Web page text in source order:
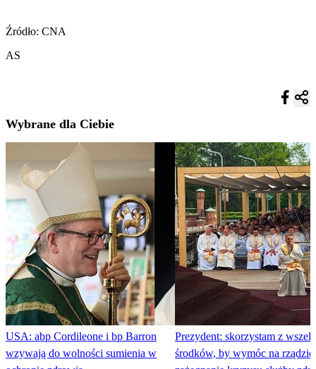
Źródło: CNA
AS
Wybrane dla Ciebie
USA: abp Cordileone i bp Barron
wzywają do wolności sumienia w
Prezydent: skorzystam z
środków, by wymóc na rządzie